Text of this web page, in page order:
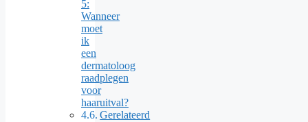
5:
Wanneer
moet
ik
een
dermatoloog
raadplegen
voor
haaruitval?
Gerelateerd